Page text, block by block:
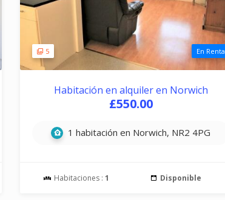
5 En Renta
Habitación en alquiler en Norwich
£550.00
1 habitación en Norwich, NR2 4PG
Habitaciones :1 Disponible